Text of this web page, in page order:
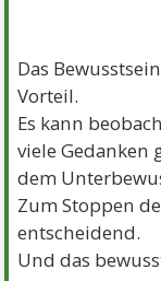
Das
Vorteil.
Es kann
viele Gedanken
dem
Zum Stoppen
entscheidend.
Und das